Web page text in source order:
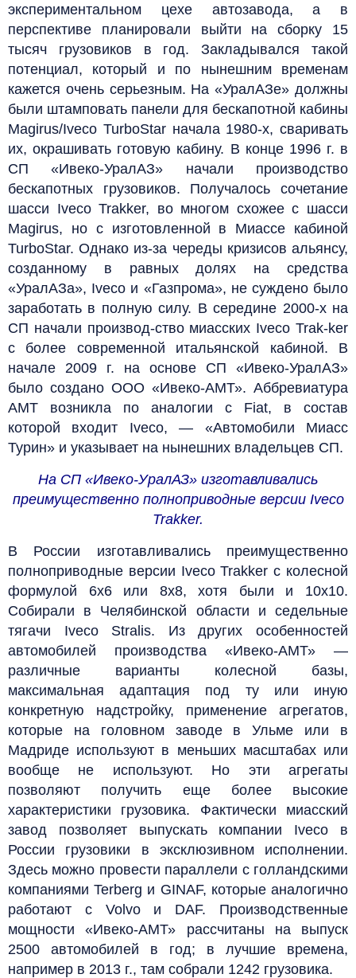
экспериментальном цехе автозавода, а в
перспективе планировали выйти на сборку 15
тысяч грузовиков в год. Закладывался такой
потенциал, который и по нынешним временам
кажется очень серьезным. На «УралАЗе» должны
были штамповать панели для бескапотной кабины
Magirus/Iveco TurboStar начала 1980‑х, сваривать
их, окрашивать готовую кабину. В конце 1996 г. в
СП «Ивеко-УралАЗ» начали производство
бескапотных грузовиков. Получалось сочетание
шасси Iveco Trakker, во многом схожее с шасси
Magirus, но с изготовленной в Миассе кабиной
TurboStar. Однако из-за череды кризисов альянсу,
созданному в равных долях на средства
«УралАЗа», Iveco и «Газпрома», не суждено было
заработать в полную силу. В середине 2000‑х на
СП начали производ-ство миасских Iveco Trak-ker
с более современной итальянской кабиной. В
начале 2009 г. на основе СП «Ивеко-УралАЗ»
было создано ООО «Ивеко-АМТ». Аббревиатура
АМТ возникла по аналогии с Fiat, в состав
которой входит Iveco, — «Автомобили Миасс
Турин» и указывает на нынешних владельцев СП.
На СП «Ивеко-УралАЗ» изготавливались
преимущественно полноприводные версии Iveco
Trakker.
В России изготавливались преимущественно
полноприводные версии Iveco Trakker с колесной
формулой 6х6 или 8х8, хотя были и 10х10.
Собирали в Челябинской области и седельные
тягачи Iveco Stralis. Из других особенностей
автомобилей производства «Ивеко-АМТ» —
различные варианты колесной базы,
максимальная адаптация под ту или иную
конкретную надстройку, применение агрегатов,
которые на головном заводе в Ульме или в
Мадриде используют в меньших масштабах или
вообще не используют. Но эти агрегаты
позволяют получить еще более высокие
характеристики грузовика. Фактически миасский
завод позволяет выпускать компании Iveco в
России грузовики в эксклюзивном исполнении.
Здесь можно провести параллели с голландскими
компаниями Terberg и GINAF, которые аналогично
работают с Volvo и DAF. Производственные
мощности «Ивеко-АМТ» рассчитаны на выпуск
2500 автомобилей в год; в лучшие времена,
например в 2013 г., там собрали 1242 грузовика.